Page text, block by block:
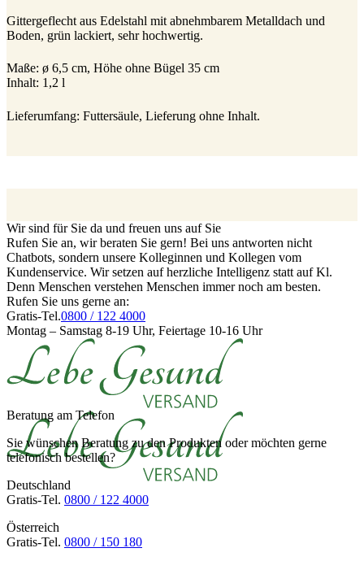
Gittergeflecht aus Edelstahl mit abnehmbarem Metalldach und
Boden, grün lackiert, sehr hochwertig.
Maße: ø 6,5 cm, Höhe ohne Bügel 35 cm
Inhalt: 1,2 l
Lieferumfang: Futtersäule, Lieferung ohne Inhalt.
Wir sind für Sie da und freuen uns auf Sie
Rufen Sie an, wir beraten Sie gern! Bei uns antworten nicht
Chatbots, sondern unsere Kolleginnen und Kollegen vom
Kundenservice. Wir setzen auf herzliche Intelligenz statt auf Kl.
Denn Menschen verstehen Menschen immer noch am besten.
Rufen Sie uns gerne an:
Gratis-Tel.0800 / 122 4000
Montag – Samstag 8-19 Uhr, Feiertage 10-16 Uhr
Beratung am Telefon
Sie wünschen Beratung zu den Produkten oder möchten gerne
telefonisch bestellen?
Deutschland
Gratis-Tel. 0800 / 122 4000
Österreich
Gratis-Tel. 0800 / 150 180